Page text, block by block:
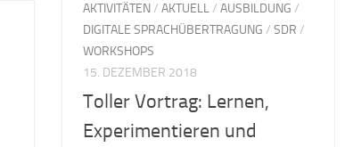
AKTIVITÄTEN/ AKTUELL/ AUSBILDUNG /
DIGITALE SPRACHÜBERTRAGUNG / SDR /
WORKSHOPS
15. DEZEMBER 2018
Toller Vortrag: Lernen,
Experimentieren und